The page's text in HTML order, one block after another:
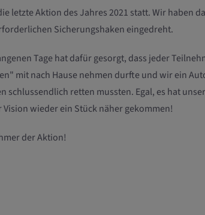
letzte Aktion des Jahres 2021 statt. Wir haben
Sicherungshaken eingedreht.
Tage hat dafür gesorgt, dass jeder
mit nach Hause nehmen durfte und wir ein
schlussendlich retten mussten. Egal, es hat
wieder ein Stück näher gekommen!
der Aktion!